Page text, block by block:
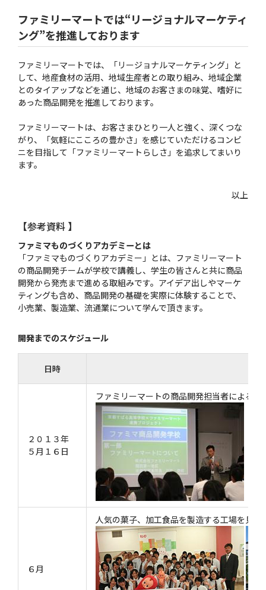
ファミリーマートでは“リージョナルマーケティ
ング”を推進しております
ファミリーマートでは、「リージョナルマーケティング」と
して、地産食材の活用、地域生産者との取り組み、地域企業
とのタイアップなどを通じ、地域のお客さまの味覚、嗜好に
あった商品開発を推進しております。
ファミリーマートは、お客さまひとり一人と強く、深くつな
がり、「気軽にこころの豊かさ」を感じていただけるコンビ
ニを目指して「ファミリーマートらしさ」を追求してまいり
ます。
以上
【参考資料 】
ファミマものづくりアカデミーとは
「ファミマものづくりアカデミー」とは、ファミリーマート
の商品開発チームが学校で講義し、学生の皆さんと共に商品
開発から発売まで進める取組みです。アイデア出しやマーケ
ティングも含め、商品開発の基礎を実際に体験することで、
小売業、製造業、流通業について学んで頂きます。
開発までのスケジュール
日時
２０１３年
５月１６日
ファミリーマートの商品開発担当者による
６月
人気の菓子、加工食品を製造する工場を見